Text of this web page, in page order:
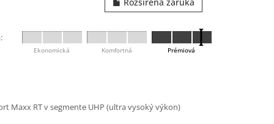
Ekonomická Komfortná Prémiová
Maxx RT v segmente UHP (ultra vysoký výkon)